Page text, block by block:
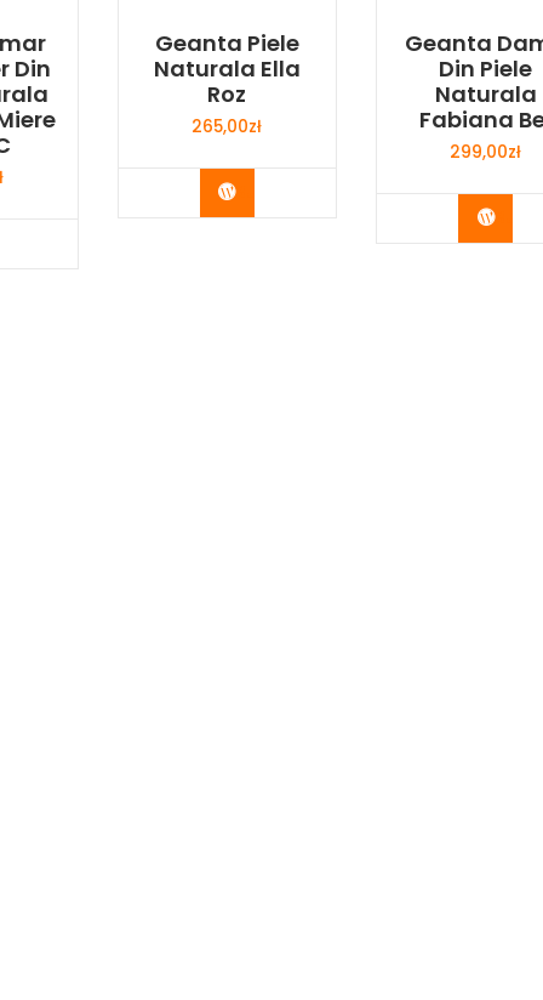
Din
Geanta Piele
Naturala Ella
Roz
265,00zł
Buy Now
Geanta
Din Piele
Naturala
Fabiana
299,00zł
Buy